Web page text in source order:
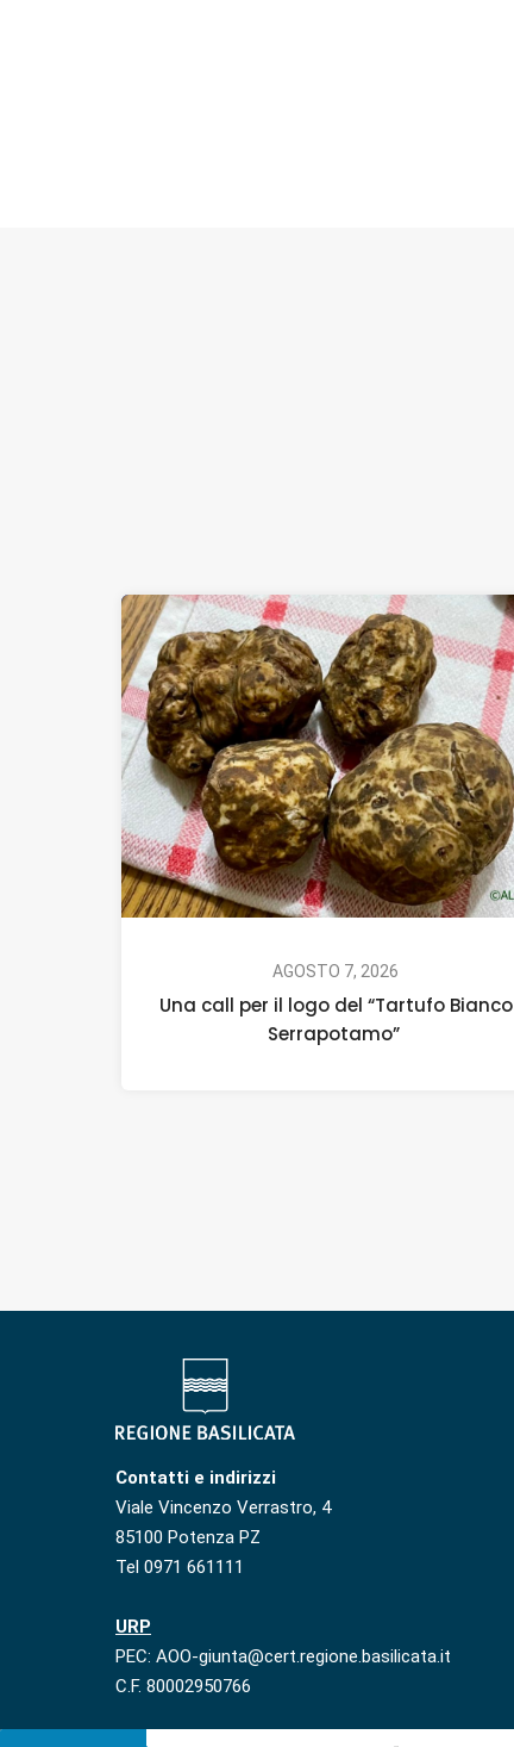
AGOSTO 7, 2026
Una call per il logo del “Tartufo Bianco
Serrapotamo”
Contatti e indirizzi
Viale Vincenzo Verrastro, 4
85100 Potenza PZ
Tel 0971 661111
URP
PEC: AOO-giunta@cert.regione.basilicata.it
C.F. 80002950766